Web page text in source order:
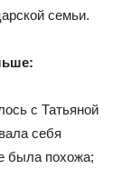
семьи.
с Татьяной
себя
была похожа;